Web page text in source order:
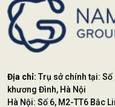
Địa chỉ: Trụ sở chính tại:
khương Đình, Hà Nội
Hà Nội: Số 6, M2-TT6 Bắc